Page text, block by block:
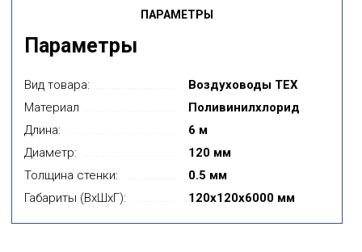
ПАРАМЕТРЫ
Параметры
Вид товара:
Воздуховоды TEX
Материал
Поливинилхлорид
Длина:
6 м
Диаметр:
120 мм
Толщина стенки:
0.5 мм
Габариты (ВxШxГ):
120x120x6000 мм